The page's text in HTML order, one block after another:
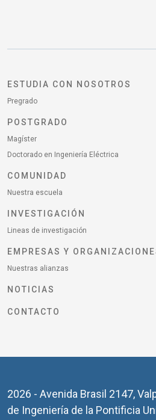
ESTUDIA CON NOSOTROS
Pregrado
POSTGRADO
Magíster
Doctorado en Ingeniería Eléctrica
COMUNIDAD
Nuestra escuela
INVESTIGACIÓN
Lineas de investigación
EMPRESAS Y
Nuestras alianzas
NOTICIAS
CONTACTO
2026 - Avenida Brasil 2147,
de Ingeniería de la Pontificia